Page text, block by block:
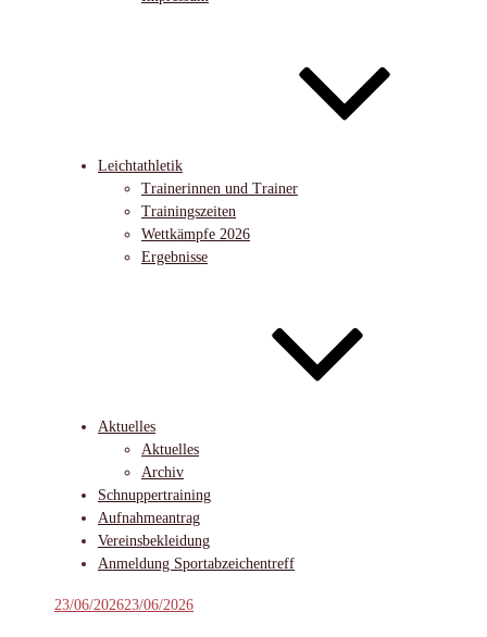
Leichtathletik
Trainerinnen und Trainer
Trainingszeiten
Wettkämpfe 2026
Ergebnisse
Aktuelles
Aktuelles
Archiv
Schnuppertraining
Aufnahmeantrag
Vereinsbekleidung
Anmeldung Sportabzeichentreff
Veröffentlicht
23/06/202623/06/2026